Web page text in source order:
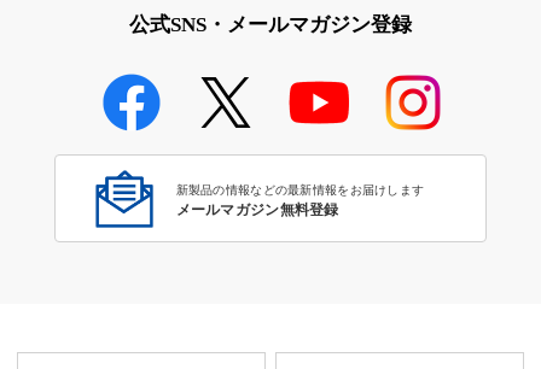
公式SNS・メールマガジン登録
新製品の情報などの最新情報をお届けします
メールマガジン無料登録